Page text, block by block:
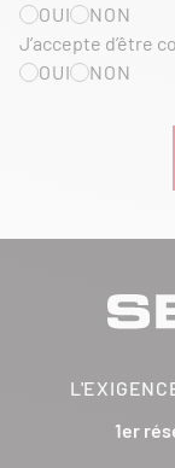
OUI
NON
J’accepte d’être
OUI
NON
1er